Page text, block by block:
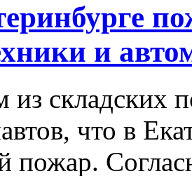
и
из складских
что в
пожар.